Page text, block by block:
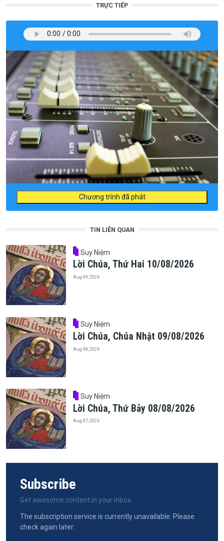
TRỰC TIẾP
Chương trình đã phát
TIN LIÊN QUAN
Suy Niệm
Lời Chúa, Thứ Hai 10/08/2026
Aug 09, 2026
Suy Niệm
Lời Chúa, Chúa Nhật 09/08/2026
Aug 08, 2026
Suy Niệm
Lời Chúa, Thứ Bảy 08/08/2026
Aug 07, 2026
Subscribe
Get awesome content in your inbox.
The subscription service is currently unavailable. Please
check again later.